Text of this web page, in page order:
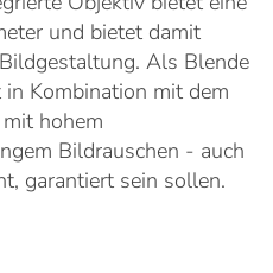
und bietet damit
Als Blende
Kombination mit dem
hohem
Bildrauschen - auch
garantiert sein sollen.